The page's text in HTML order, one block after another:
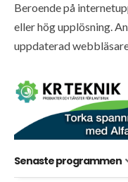
Beroende på
eller hög upplösning.
uppdaterad
Senaste programmen